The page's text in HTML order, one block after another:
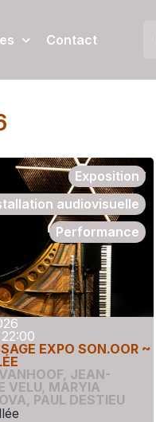
Contact
EXPO SON.OOR ~
, JEAN-
VELU, MARYIA
, PAUL DESTIEU
Exposition
audiovisuelle
Performance